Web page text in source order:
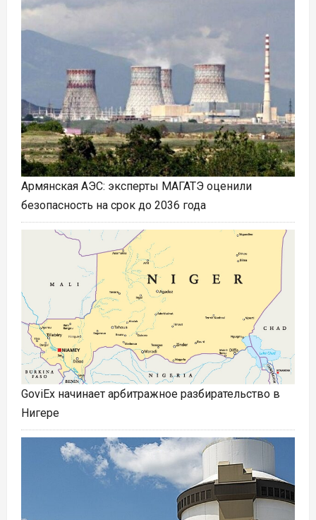
Армянская АЭС: эксперты МАГАТЭ оценили
безопасность на срок до 2036 года
GoviEx начинает арбитражное разбирательство в
Нигере